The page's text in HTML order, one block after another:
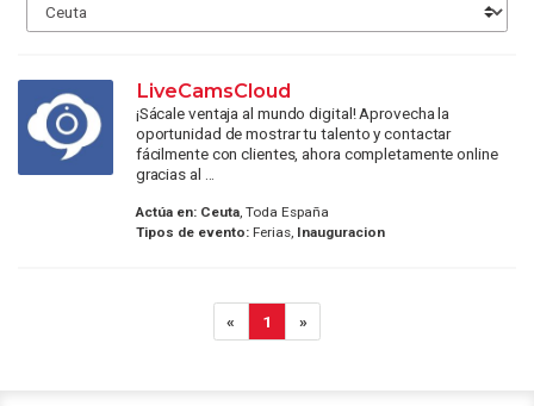
LiveCamsCloud
¡Sácale ventaja al mundo digital! Aprovecha la
oportunidad de mostrar tu talento y contactar
fácilmente con clientes, ahora completamente online
gracias al ...
Actúa en: Ceuta, Toda España
Tipos de evento:Ferias, Inauguracion
« 1 »